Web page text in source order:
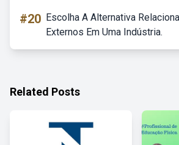
#20 Escolha A Alternativa
Externos Em Uma Indústria.
Related Posts